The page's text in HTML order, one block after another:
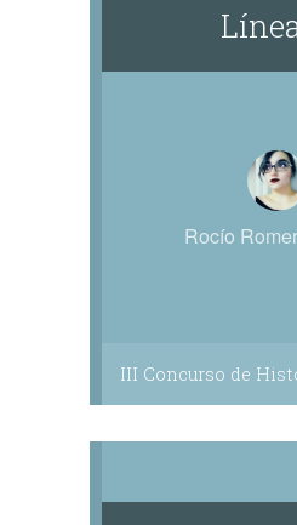
Rocío
III Concurso de